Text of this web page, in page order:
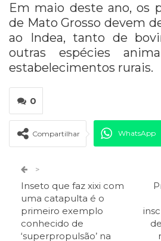
Em maio deste ano, os
de Mato Grosso devem
ao Indea, tanto de
outras espécies
estabelecimentos rurais.
0
Compartilhar WhatsApp
ReddIt
Facebook Messenger Viber
>
Inseto que faz xixi com
uma catapulta é o
primeiro exemplo
conhecido de
‘superpropulsão’ na